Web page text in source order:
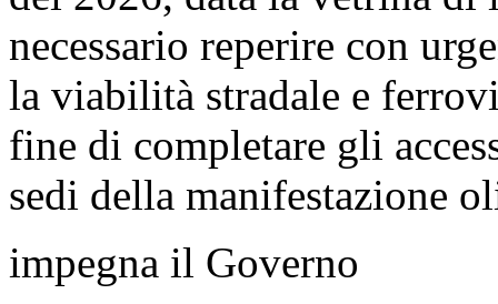
necessario reperire con
la viabilità stradale e
fine di completare gli
sedi della manifestazione
impegna il Governo